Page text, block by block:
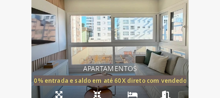
APARTAMENTOS
20% entrada e saldo em até 60X direto com vendedor